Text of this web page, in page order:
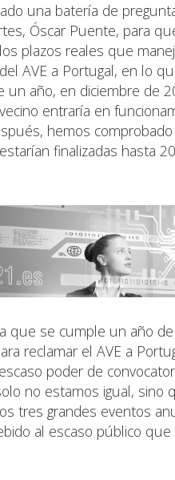
una batería de
Óscar Puente, para
plazos reales que
AVE a Portugal, en lo
un año, en diciembre de
entraría en
hemos
finalizadas hasta
que se cumple un año
reclamar el AVE a
poder de
no estamos igual, sino
tres grandes eventos
al escaso público